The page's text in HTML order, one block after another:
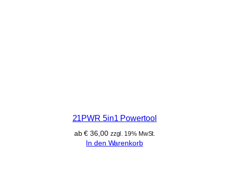
21PWR 5in1 Powertool
ab€ 36,00 zzgl. 19% MwSt.
In den Warenkorb